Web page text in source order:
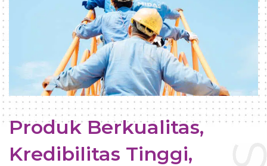
Produk Berkualitas,
Kredibilitas Tinggi,